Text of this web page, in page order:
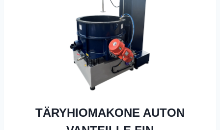
TÄRYHIOMAKONE AUTON